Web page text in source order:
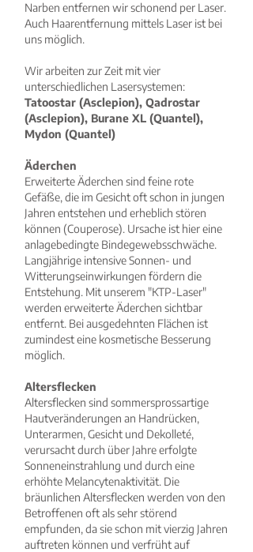
Narben entfernen wir schonend per Laser.
Auch Haarentfernung mittels Laser ist bei
uns möglich.
Wir arbeiten zur Zeit mit vier
unterschiedlichen Lasersystemen:
Tatoostar (Asclepion), Qadrostar
(Asclepion), Burane XL (Quantel),
Mydon (Quantel)
Äderchen
Erweiterte Äderchen sind feine rote
Gefäße, die im Gesicht oft schon in jungen
Jahren entstehen und erheblich stören
können (Couperose). Ursache ist hier eine
anlagebedingte Bindegewebsschwäche.
Langjährige intensive Sonnen- und
Witterungseinwirkungen fördern die
Entstehung. Mit unserem "KTP-Laser"
werden erweiterte Äderchen sichtbar
entfernt. Bei ausgedehnten Flächen ist
zumindest eine kosmetische Besserung
möglich.
Altersflecken
Altersflecken sind sommersprossartige
Hautveränderungen an Handrücken,
Unterarmen, Gesicht und Dekolleté,
verursacht durch über Jahre erfolgte
Sonneneinstrahlung und durch eine
erhöhte Melancytenaktivität. Die
bräunlichen Altersflecken werden von den
Betroffenen oft als sehr störend
empfunden, da sie schon mit vierzig Jahren
auftreten können und verfrüht auf